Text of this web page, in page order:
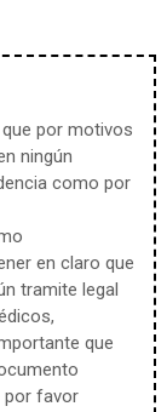
por motivos
ningún
como por
en claro que
tramite legal
que
por favor